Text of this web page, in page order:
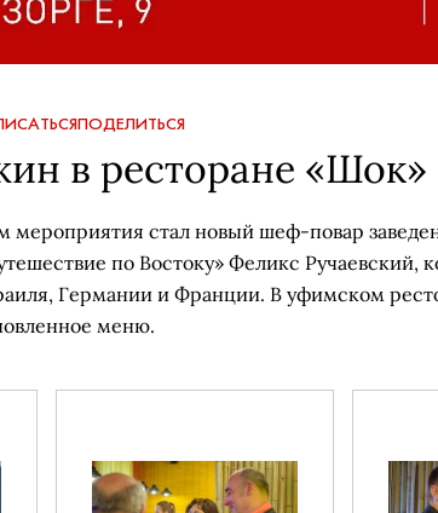
ПОДЕЛИТЬСЯ
в ресторане «Шок»
мероприятия стал новый шеф-повар
по Востоку» Феликс Ручаевский,
Германии и Франции. В уфимском
меню.